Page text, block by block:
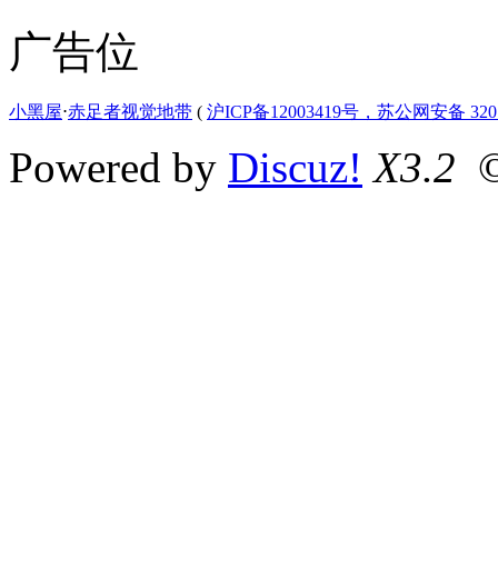
广告位
小黑屋⋅赤足者视觉地带 ( 沪ICP备12003419号，苏公网安备
Powered by Discuz! X3.2